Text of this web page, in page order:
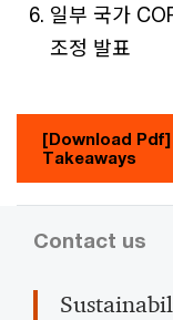
일부 국가
조정 발표
[Download Pdf]
Takeaways
Contact us